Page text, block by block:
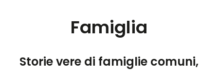
Famiglia
Storie vere di famiglie comuni,